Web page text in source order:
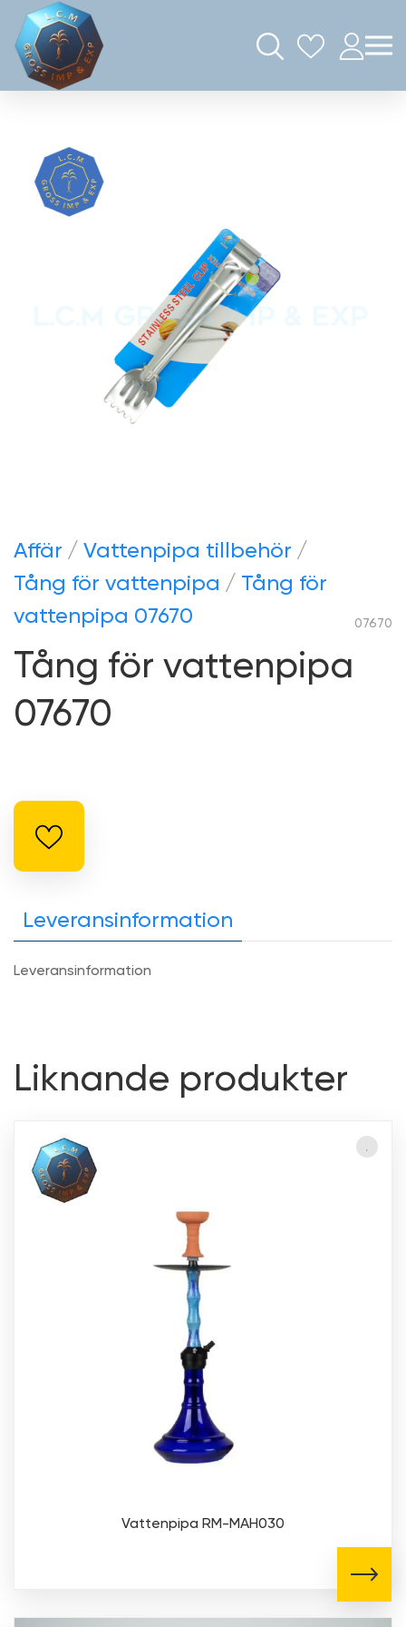
Аffär
Vattenpipa tillbehör
Tång för vattenpipa
Tång för
vattenpipa 07670
07670
Tång för vattenpipa
07670
Leveransinformation
Leveransinformation
Liknande produkter
Vattenpipa RM-MAH030